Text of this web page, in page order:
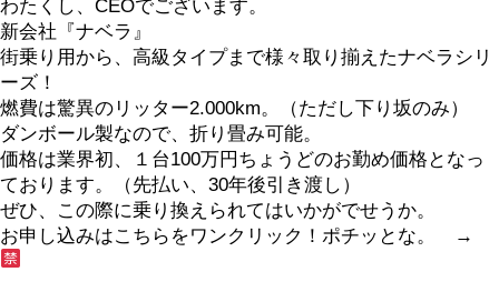
わたくし、CEOでございます。
新会社『ナベラ』
街乗り用から、高級タイプまで様々取り揃えたナベラシリ
ーズ！
燃費は驚異のリッター2.000km。（ただし下り坂のみ）
ダンボール製なので、折り畳み可能。
価格は業界初、１台100万円ちょうどのお勤め価格となっ
ております。（先払い、30年後引き渡し）
ぜひ、この際に乗り換えられてはいかがでせうか。
お申し込みはこちらをワンクリック！ポチッとな。 →